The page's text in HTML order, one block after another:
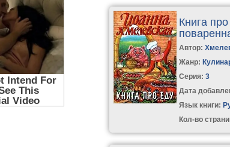
Книга
Автор:
Жанр:
Серия:3
Дата
Язык книги:
Кол-во